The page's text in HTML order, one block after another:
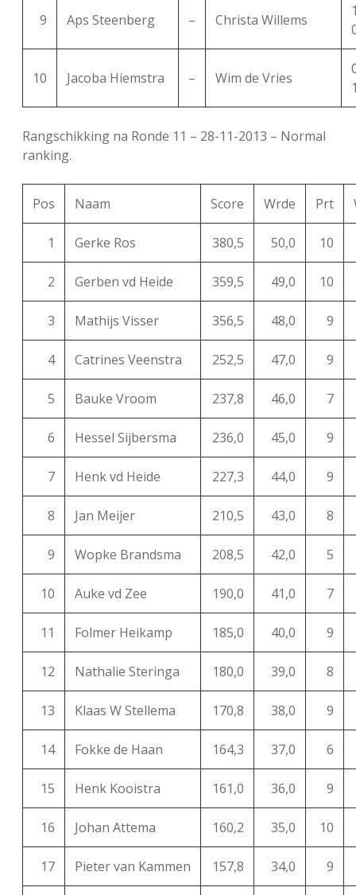
9 Aps Steenberg – Christa Willems
10 Jacoba Hiemstra – Wim de Vries
Rangschikking na Ronde 11 – 28-11-2013 – Normal
ranking.
Pos Naam Score Wrde Prt
1 Gerke Ros 380,5 50,0 10
2 Gerben vd Heide 359,5 49,0 10
3 Mathijs Visser 356,5 48,0 9
4 Catrines Veenstra 252,5 47,0 9
5 Bauke Vroom 237,8 46,0 7
6 Hessel Sijbersma 236,0 45,0 9
7 Henk vd Heide 227,3 44,0 9
8 Jan Meijer 210,5 43,0 8
9 Wopke Brandsma 208,5 42,0 5
10 Auke vd Zee 190,0 41,0 7
11 Folmer Heikamp 185,0 40,0 9
12 Nathalie Steringa 180,0 39,0 8
13 Klaas W Stellema 170,8 38,0 9
14 Fokke de Haan 164,3 37,0 6
15 Henk Kooistra 161,0 36,0 9
16 Johan Attema 160,2 35,0 10
17 Pieter van Kammen 157,8 34,0 9